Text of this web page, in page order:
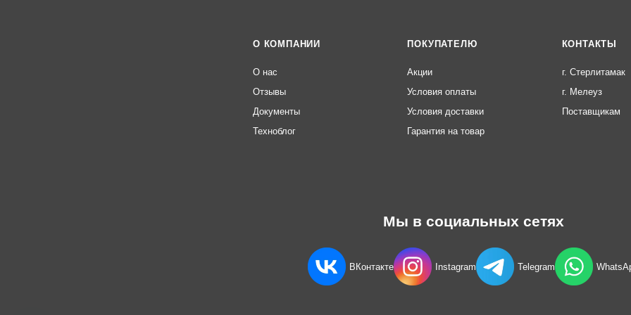
О КОМПАНИИ
О нас
Отзывы
Документы
Техноблог
ПОКУПАТЕЛЮ
Акции
Условия оплаты
Условия доставки
Гарантия на товар
КОНТАКТЫ
г. Стерлитамак
г. Мелеуз
Поставщикам
Мы в социальных сетях
ВКонтакте Instagram Telegram